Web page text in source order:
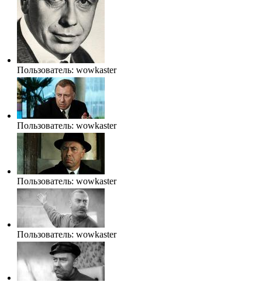
Пользователь: wowkaster
Пользователь: wowkaster
Пользователь: wowkaster
Пользователь: wowkaster